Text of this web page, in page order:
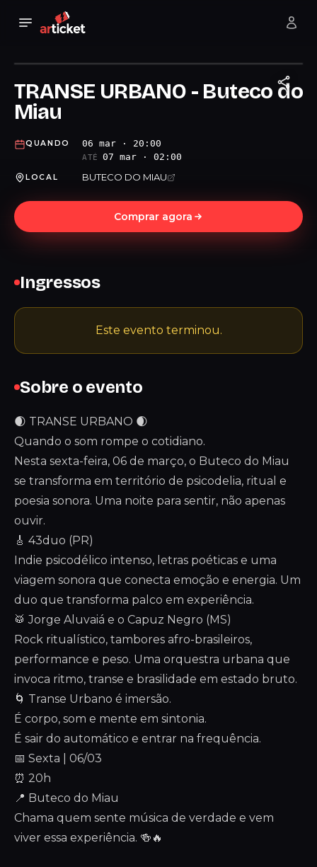
TRANSE URBANO - Buteco do
Miau
QUANDO 06 mar · 20:00
ATÉ 07 mar · 02:00
LOCAL BUTECO DO MIAU
Comprar agora
Sobre o evento
🌒 TRANSE URBANO 🌒
Quando o som rompe o cotidiano.
Nesta sexta-feira, 06 de março, o Buteco do Miau
se transforma em território de psicodelia, ritual e
poesia sonora. Uma noite para sentir, não apenas
ouvir.
🎸 43duo (PR)
Indie psicodélico intenso, letras poéticas e uma
viagem sonora que conecta emoção e energia. Um
duo que transforma palco em experiência.
🥁 Jorge Aluvaiá e o Capuz Negro (MS)
Rock ritualístico, tambores afro-brasileiros,
performance e peso. Uma orquestra urbana que
invoca ritmo, transe e brasilidade em estado bruto.
🌀 Transe Urbano é imersão.
É corpo, som e mente em sintonia.
É sair do automático e entrar na frequência.
📅 Sexta | 06/03
⏰ 20h
📍 Buteco do Miau
Chama quem sente música de verdade e vem
viver essa experiência. 🍻🔥
Ingressos
Este evento terminou.